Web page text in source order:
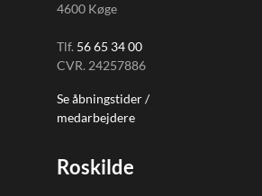
4600 Køge
Tlf. 56 65 34 00
CVR. 24257886
Se åbningstider /
medarbejdere
Roskilde